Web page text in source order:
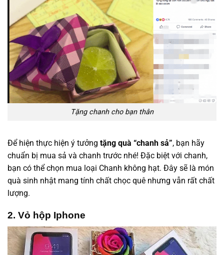
Tặng chanh cho bạn thân
Để hiện thực hiện ý tưởng tặng quà “chanh sả”, bạn hãy
chuẩn bị mua sả và chanh trước nhé! Đặc biệt với chanh,
bạn có thể chọn mua loại Chanh không hạt. Đây sẽ là món
quà sinh nhật mang tính chất chọc quê nhưng vẫn rất chất
lượng.
2. Vỏ hộp Iphone